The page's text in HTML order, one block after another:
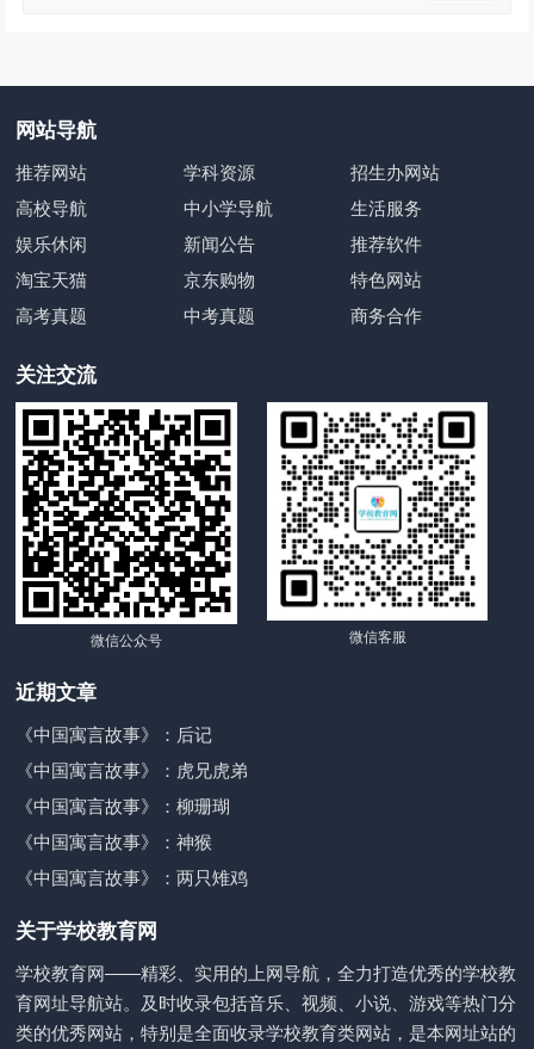
网站导航
推荐网站 学科资源
招生办网站
高校导航
中小学导航
生活服务
娱乐休闲
新闻公告
推荐软件
淘宝天猫
京东购物
特色网站
高考真题
中考真题 商务合作
关注交流
微信公众号 微信客服
近期文章
《中国寓言故事》：后记
《中国寓言故事》：虎兄虎弟
《中国寓言故事》：柳珊瑚
《中国寓言故事》：神猴
《中国寓言故事》：两只雉鸡
关于学校教育网
学校教育网——精彩、实用的上网导航，全力打造优秀的学校教
育网址导航站。及时收录包括音乐、视频、小说、游戏等热门分
类的优秀网站，特别是全面收录学校教育类网站，是本网址站的